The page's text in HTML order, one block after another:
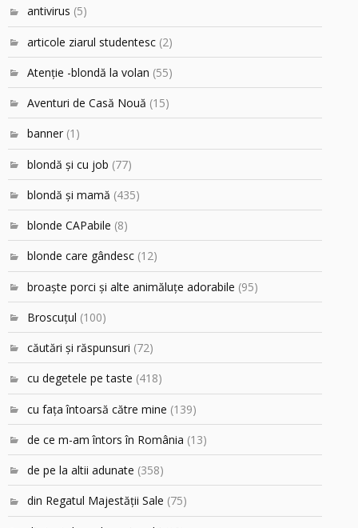
antivirus (5)
articole ziarul studentesc (2)
Atenţie -blondă la volan (55)
Aventuri de Casă Nouă (15)
banner (1)
blondă şi cu job (77)
blondă şi mamă (435)
blonde CAPabile (8)
blonde care gândesc (12)
broaşte porci şi alte animăluţe adorabile (95)
Broscuțul (100)
căutări şi răspunsuri (72)
cu degetele pe taste (418)
cu faţa întoarsă către mine (139)
de ce m-am întors în România (13)
de pe la altii adunate (358)
din Regatul Majestăţii Sale (75)